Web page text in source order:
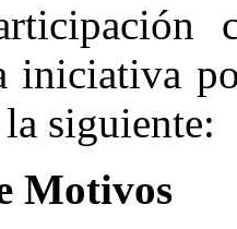
siguiente:
Motivos